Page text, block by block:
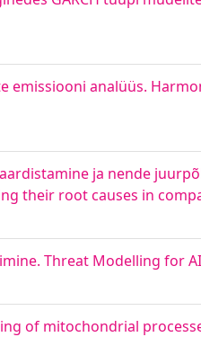
analüüs.
ja nende
their root causes in
Threat Modelling for
of mitochondrial